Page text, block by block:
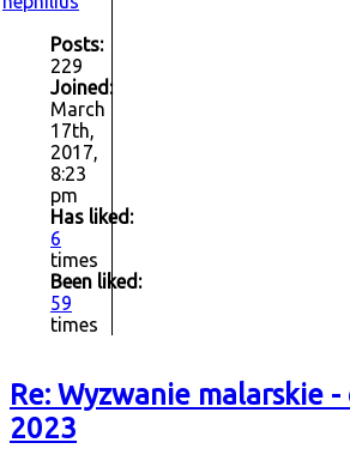
Posts:
229
Joined:
March
17th,
2017,
8:23
pm
Has liked:
6
times
Been liked:
59
times
Re: Wyzwanie malarskie
2023